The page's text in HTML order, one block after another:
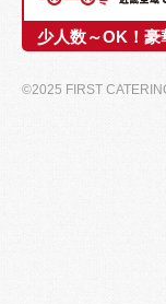
少人数～OK！豪
©2025 FIRST